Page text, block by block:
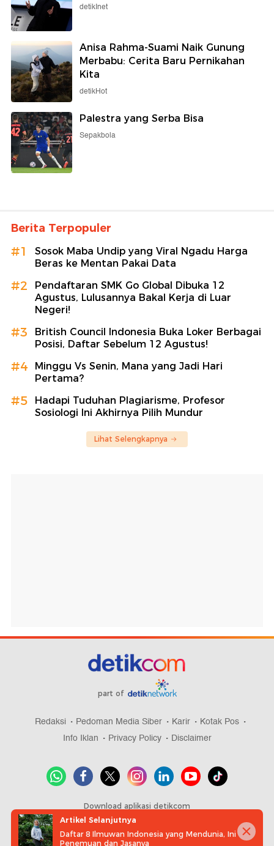
detikInet
Anisa Rahma-Suami Naik Gunung
Merbabu: Cerita Baru Pernikahan
Kita
detikHot
Palestra yang Serba Bisa
Sepakbola
Berita Terpopuler
#1
Sosok Maba Undip yang Viral Ngadu Harga
Beras ke Mentan Pakai Data
#2
Pendaftaran SMK Go Global Dibuka 12
Agustus, Lulusannya Bakal Kerja di Luar
Negeri!
#3
British Council Indonesia Buka Loker Berbagai
Posisi, Daftar Sebelum 12 Agustus!
#4
Minggu Vs Senin, Mana yang Jadi Hari
Pertama?
#5
Hadapi Tuduhan Plagiarisme, Profesor
Sosiologi Ini Akhirnya Pilih Mundur
Lihat Selengkapnya
part of
Redaksi Pedoman Media Siber Karir
Kotak Pos
Info Iklan
Privacy Policy Disclaimer
Download aplikasi detikcom
Artikel Selanjutnya
Daftar 8 Ilmuwan Indonesia yang Mendunia, Ini
Penemuan dan Jasanya